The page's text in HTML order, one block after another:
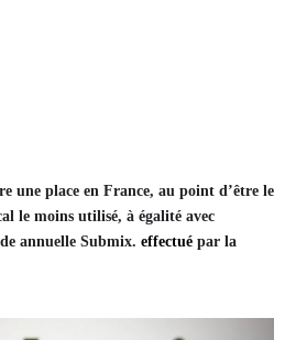
une place en France, au point d’être le
le moins utilisé, à égalité avec
annuelle Submix. effectué par la